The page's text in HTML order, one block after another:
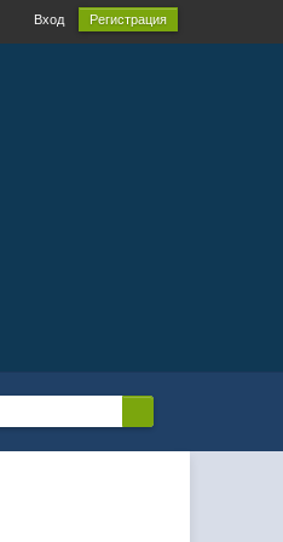
Вход Регистрация